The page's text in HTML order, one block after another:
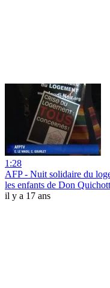
1:28
AFP - Nuit solidaire du
les enfants de Don
il y a 17 ans